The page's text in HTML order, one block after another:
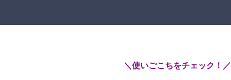
＼使いごこちをチェック！／